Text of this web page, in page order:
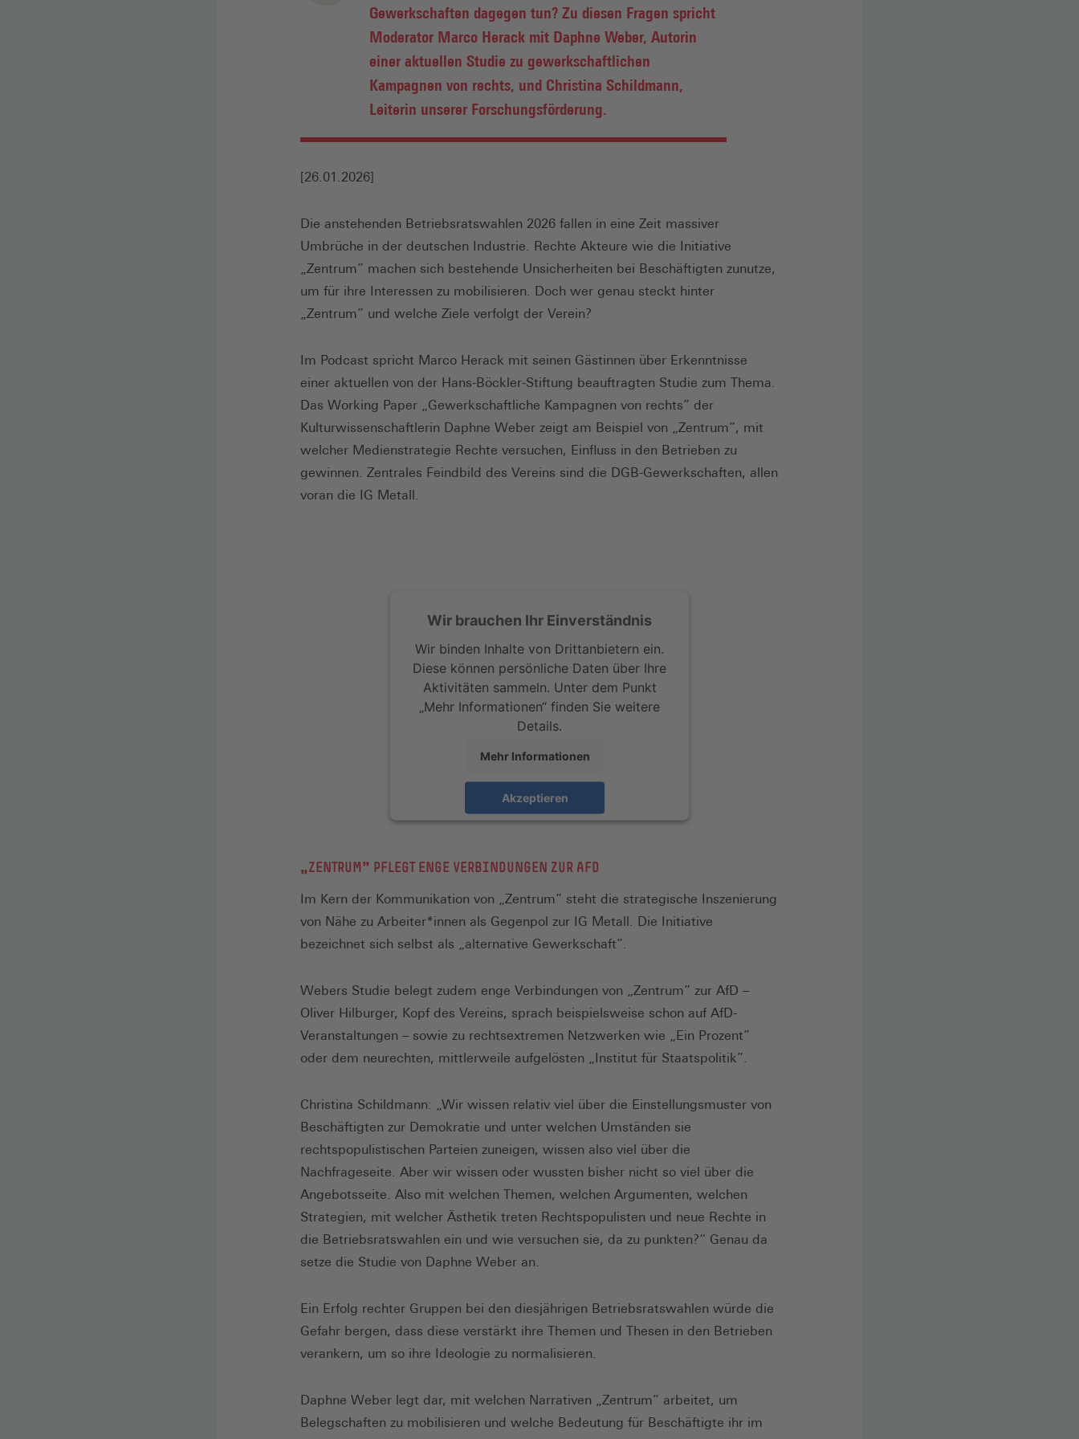
Gewerkschaften dagegen tun? Zu diesen Fragen spricht
Moderator Marco Herack mit Daphne Weber, Autorin
einer aktuellen Studie zu gewerkschaftlichen
Kampagnen von rechts, und Christina Schildmann,
Leiterin unserer Forschungsförderung.
[26.01.2026]
Die anstehenden Betriebsratswahlen 2026 fallen in eine Zeit massiver
Umbrüche in der deutschen Industrie. Rechte Akteure wie die Initiative
„Zentrum” machen sich bestehende Unsicherheiten bei Beschäftigten zunutze,
um für ihre Interessen zu mobilisieren. Doch wer genau steckt hinter
„Zentrum” und welche Ziele verfolgt der Verein?
Im Podcast spricht Marco Herack mit seinen Gästinnen über Erkenntnisse
einer aktuellen von der Hans-Böckler-Stiftung beauftragten Studie zum Thema.
Das Working Paper „Gewerkschaftliche Kampagnen von rechts” der
Kulturwissenschaftlerin Daphne Weber zeigt am Beispiel von „Zentrum”, mit
welcher Medienstrategie Rechte versuchen, Einfluss in den Betrieben zu
gewinnen. Zentrales Feindbild des Vereins sind die DGB-Gewerkschaften, allen
voran die IG Metall.
Wir brauchen Ihr Einverständnis
Wir binden Inhalte von Drittanbietern ein.
Diese können persönliche Daten über Ihre
Aktivitäten sammeln. Unter dem Punkt
„Mehr Informationen“ finden Sie weitere
Details.
Mehr Informationen
Akzeptieren
„ZENTRUM” PFLEGT ENGE VERBINDUNGEN ZUR AFD
Im Kern der Kommunikation von „Zentrum” steht die strategische Inszenierung
von Nähe zu Arbeiter*innen als Gegenpol zur IG Metall. Die Initiative
bezeichnet sich selbst als „alternative Gewerkschaft”.
Webers Studie belegt zudem enge Verbindungen von „Zentrum” zur AfD –
Oliver Hilburger, Kopf des Vereins, sprach beispielsweise schon auf AfD-
Veranstaltungen – sowie zu rechtsextremen Netzwerken wie „Ein Prozent”
oder dem neurechten, mittlerweile aufgelösten „Institut für Staatspolitik”.
Christina Schildmann: „Wir wissen relativ viel über die Einstellungsmuster von
Beschäftigten zur Demokratie und unter welchen Umständen sie
rechtspopulistischen Parteien zuneigen, wissen also viel über die
Nachfrageseite. Aber wir wissen oder wussten bisher nicht so viel über die
Angebotsseite. Also mit welchen Themen, welchen Argumenten, welchen
Strategien, mit welcher Ästhetik treten Rechtspopulisten und neue Rechte in
die Betriebsratswahlen ein und wie versuchen sie, da zu punkten?“ Genau da
setze die Studie von Daphne Weber an.
Ein Erfolg rechter Gruppen bei den diesjährigen Betriebsratswahlen würde die
Gefahr bergen, dass diese verstärkt ihre Themen und Thesen in den Betrieben
verankern, um so ihre Ideologie zu normalisieren.
Daphne Weber legt dar, mit welchen Narrativen „Zentrum” arbeitet, um
Belegschaften zu mobilisieren und welche Bedeutung für Beschäftigte ihr im